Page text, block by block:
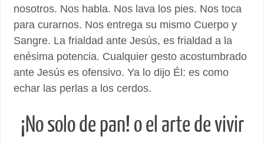
nosotros. Nos habla. Nos lava los pies. Nos toca
para curarnos. Nos entrega su mismo Cuerpo y
Sangre. La frialdad ante Jesús, es frialdad a la
enésima potencia. Cualquier gesto acostumbrado
ante Jesús es ofensivo. Ya lo dijo Él: es como
echar las perlas a los cerdos.
¡No solo de pan! o el arte de vivir